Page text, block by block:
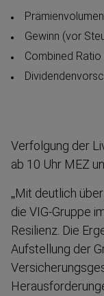
Gewinn (vor
Combined
Verfolgung der
ab 10 Uhr MEZ
„Mit deutlich
die VIG-Gruppe
Resilienz. Die
Aufstellung der